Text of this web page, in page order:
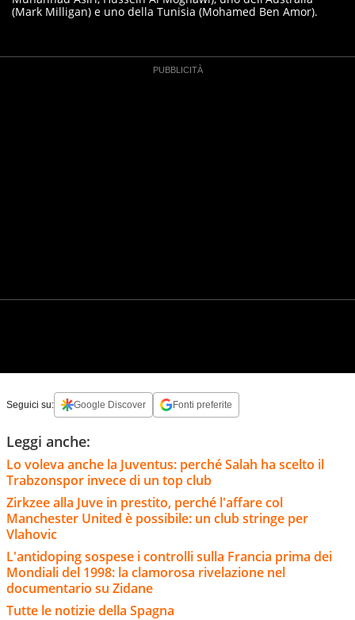
(Mark Milligan) e uno della Tunisia (Mohamed Ben Amor).
Seguici su: Google Discover Fonti preferite
Leggi anche:
Lo voleva anche la Juventus: perché Salah ha scelto il
Trabzonspor invece di un top club
Zirkzee alla Juve in prestito, perché l'affare col
Manchester United è possibile: un club stringe per
Vlahovic
L'antidoping sospese i controlli sulla Francia prima dei
Mondiali del 1998: la clamorosa rivelazione nel
documentario su Zidane
Tutte le notizie della Spagna